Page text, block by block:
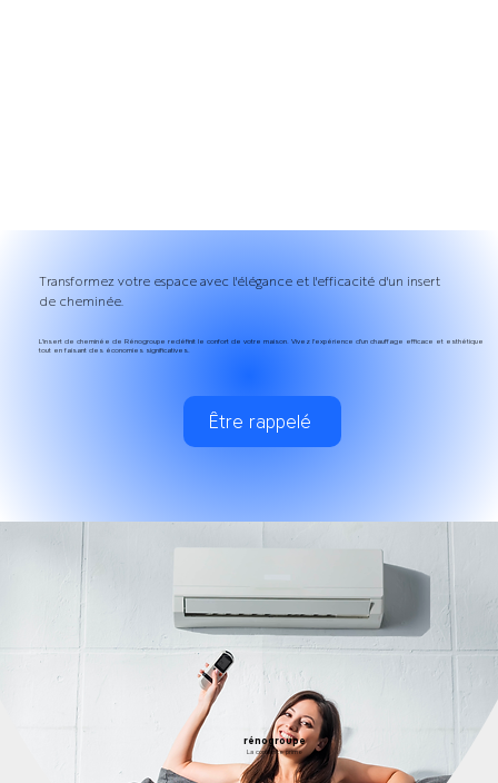
Transformez votre espace avec l'élégance et l'efficacité d'un insert
de cheminée.
L'insert de cheminée de Rénogroupe redéfinit le confort de votre maison. Vivez l'expérience d'un chauffage efficace et esthétique
tout en faisant des économies significatives.
Être rappelé
rénogroupe
La confiance prime